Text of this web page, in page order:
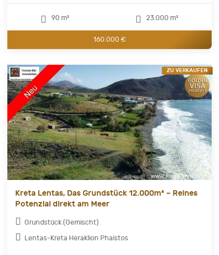
90 m² 23.000 m²
160.000 €
Kreta Lentas, Das Grundstück 12.000m² – Reines
Potenzial direkt am Meer
Grundstück (Gemischt)
Lentas-Kreta Heraklion Phaistos
ZU VERKAUFEN